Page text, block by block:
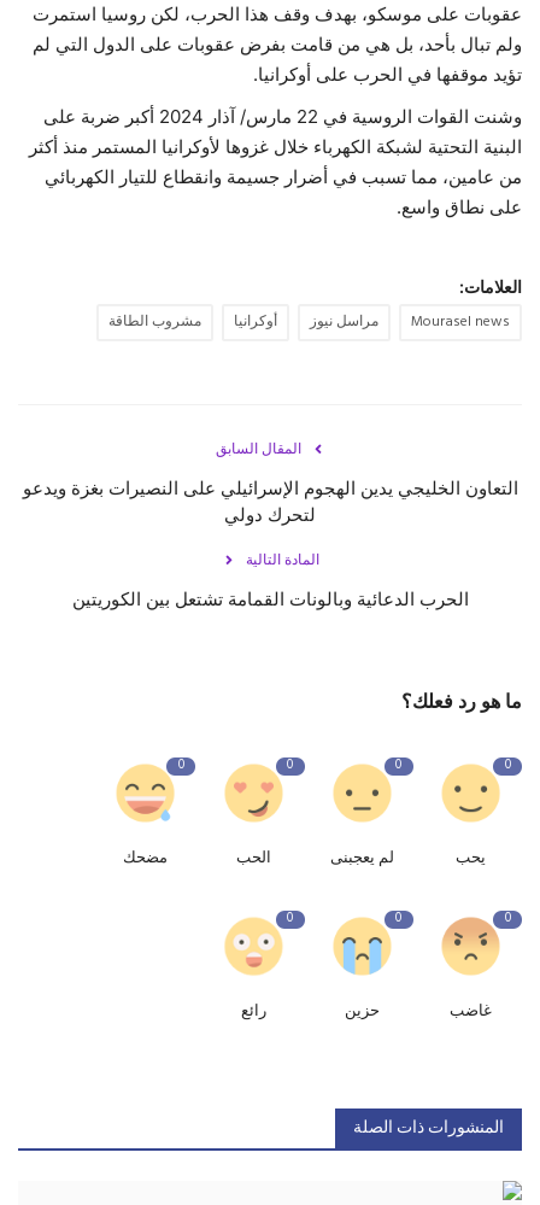
عقوبات على موسكو، بهدف وقف هذا الحرب، لكن روسيا استمرت
ولم تبال بأحد، بل هي من قامت بفرض عقوبات على الدول التي لم
تؤيد موقفها في الحرب على أوكرانيا.
وشنت القوات الروسية في 22 مارس/ آذار 2024 أكبر ضربة على
البنية التحتية لشبكة الكهرباء خلال غزوها لأوكرانيا المستمر منذ أكثر
من عامين، مما تسبب في أضرار جسيمة وانقطاع للتيار الكهربائي
على نطاق واسع.
العلامات:
Mourasel news مراسل نيوز أوكرانيا مشروب الطاقة
المقال السابق
التعاون الخليجي يدين الهجوم الإسرائيلي على النصيرات بغزة ويدعو
لتحرك دولي
المادة التالية
الحرب الدعائية وبالونات القمامة تشتعل بين الكوريتين
ما هو رد فعلك؟
0
يحب
0
لم يعجبنى
0
الحب
0
مضحك
0
غاضب
0
حزين
0
رائع
المنشورات ذات الصلة